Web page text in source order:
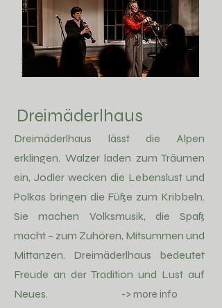
Foto: Jolly Schwarz
Dreimäderlhaus
Dreimäderlhaus lässt die Alpen
erklingen. Walzer laden zum Träumen
ein, Jodler wecken die Lebenslust und
Polkas bringen die Füße zum Kribbeln.
Sie machen Volksmusik, die Spaß
macht – zum Zuhören, Mitsummen und
Mittanzen. Dreimäderlhaus bedeutet
Freude an der Tradition und Lust auf
Neues.
-> more info